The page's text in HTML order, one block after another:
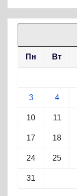
Пн Вт
3 4
10 11
17 18
24 25
31